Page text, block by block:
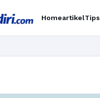
HomeartikelTips